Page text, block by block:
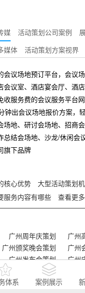
媒 活动策划公司案例
媒体
活动策划方案视界
会议场地预订平台，会议
会议室、酒店宴会厅、酒
收服务费的会议服务平台
钟出会议场地报价方案，
场地、研讨会场地、招商
总结会场地、沙龙/休闲会
旗下品牌
核心优势
大型活动策划
服务内容有哪些
查看更
广州周年庆策划
广州
广州颁奖晚会策划
广州
广州发布会策划
广州
广州大型活动公司
州政府活动策划
广州活
体系 案例展示